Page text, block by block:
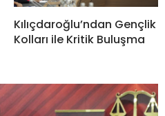
Kılıçdaroğlu’ndan Gençlik
Kolları ile Kritik Buluşma